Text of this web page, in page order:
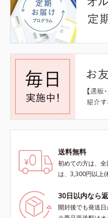
送料無料
初めての方は、
は、3,300円以上(
30日以内なら
開封後でも発送